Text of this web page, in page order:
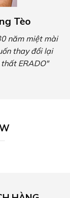
Tèo
năm miệt mài
thay đổi lại
ERADO"